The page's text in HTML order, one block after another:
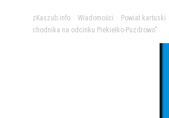
zKaszub.info> Wiadomości Powiat kartuski
chodnika na odcinku Piekiełko-Puzdrowo”